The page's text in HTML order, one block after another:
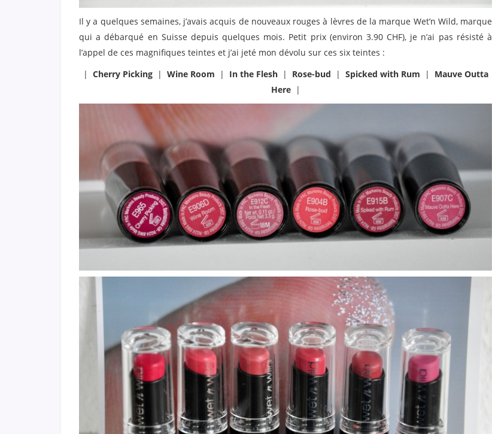
Il y a quelques semaines, j’avais acquis de nouveaux rouges à lèvres de la marque Wet’n Wild, marque
qui a débarqué en Suisse depuis quelques mois. Petit prix (environ 3.90 CHF), je n’ai pas résisté à
l’appel de ces magnifiques teintes et j’ai jeté mon dévolu sur ces six teintes :
| Cherry Picking| Wine Room | In the Flesh| Rose-bud | Spicked with Rum | Mauve Outta
Here|